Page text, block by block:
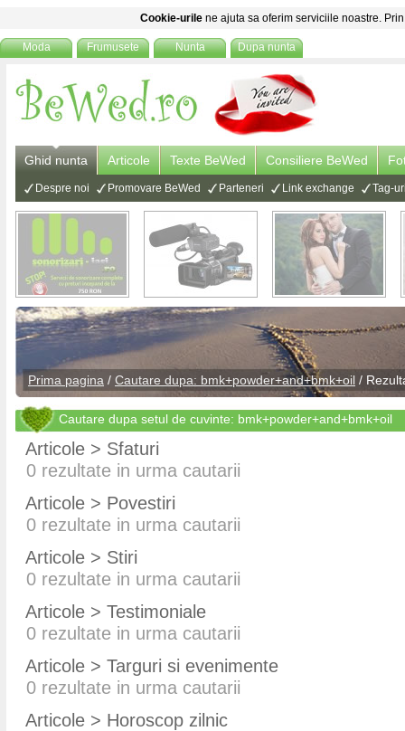
Cookie-urile ne ajuta sa oferim serviciile noastre.
Moda Frumusete Nunta Dupa nunta
Ghid nunta Articole Texte BeWed Consiliere BeWed
Despre noi Promovare BeWed Parteneri Link exchange Tag-
Prima pagina / Cautare dupa: bmk+powder+and+bmk+oil /
Cautare dupa setul de cuvinte: bmk+powder+and+bmk+oil
Articole > Sfaturi
0 rezultate in urma cautarii
Articole > Povestiri
0 rezultate in urma cautarii
Articole > Stiri
0 rezultate in urma cautarii
Articole > Testimoniale
0 rezultate in urma cautarii
Articole > Targuri si evenimente
0 rezultate in urma cautarii
Articole > Horoscop zilnic